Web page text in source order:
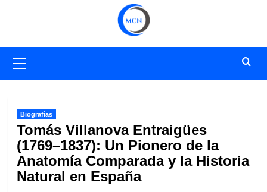
primario
Biografías
Tomás Villanova Entraigües
(1769–1837): Un Pionero de la
Anatomía Comparada y la Historia
Natural en España